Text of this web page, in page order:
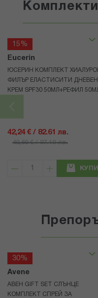
15%
Eucerin
ЮСЕРИН КОМПЛЕКТ
ФИЛЪР ЕЛАСТИСИТИ ДНЕВЕН
КРЕМ SPF30 50МЛ+РЕФИЛ 50МЛ
42,24 € / 82.61 лв.
49,69 € / 97.19 лв.
КУПИ
30%
Avene
АВЕН GIFT SET СЛЪНЦЕ
КОМПЛЕКТ СПРЕЙ ЗА